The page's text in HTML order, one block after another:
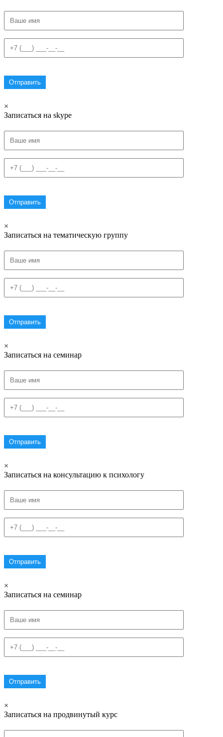
×
Записаться на skype
×
Записаться на тематическую группу
×
Записаться на семинар
×
Записаться на консультацию к психологу
×
Записаться на семинар
×
Записаться на продвинутый курс